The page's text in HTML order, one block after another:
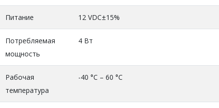
Питание 12 VDC±15%
Потребляемая
мощность
4 Вт
Рабочая
температура
-40 °C – 60 °C